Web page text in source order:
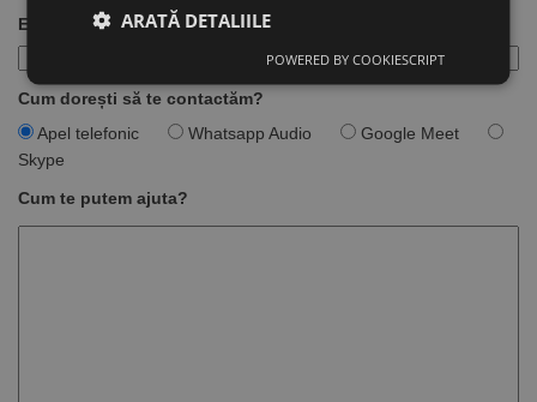
Email:
Cum dorești să te contactăm?
Apel telefonic
Whatsapp Audio
Google Meet
Skype
Cum te putem ajuta?
ARATĂ DETALIILE
POWERED BY COOKIESCRIPT